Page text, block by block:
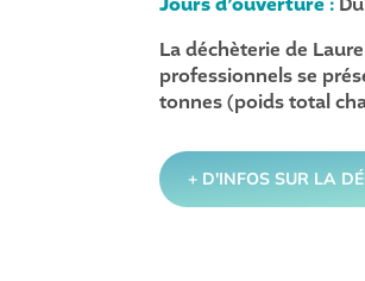
La déchèterie de
professionnels se
tonnes (poids total
+ D'INFOS SUR LA